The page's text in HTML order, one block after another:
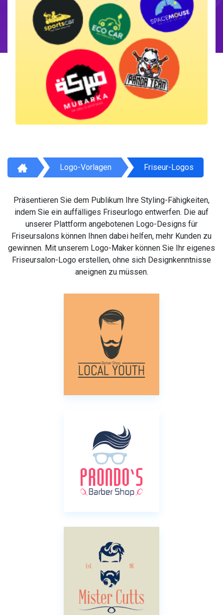
Logo-Vorlagen Friseur-Logos
Präsentieren Sie dem Publikum Ihre Styling-Fähigkeiten,
indem Sie ein auffälliges Friseurlogo entwerfen. Die auf
unserer Plattform angebotenen Logo-Designs für
Friseursalons können Ihnen dabei helfen, mehr Kunden zu
gewinnen. Mit unserem Logo-Maker können Sie Ihr eigenes
Friseursalon-Logo erstellen, ohne sich Designkenntnisse
aneignen zu müssen.